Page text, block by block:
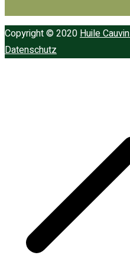
Copyright © 2020 Huile Cauvin
Datenschutz